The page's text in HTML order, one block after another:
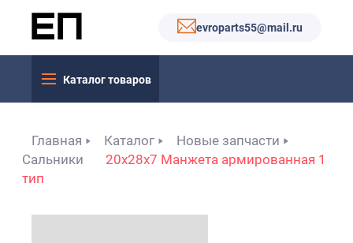
evroparts55@mail.ru
Каталог товаров
Главная Каталог
Новые запчасти
Сальники
20x28x7 Манжета армированная 1
тип